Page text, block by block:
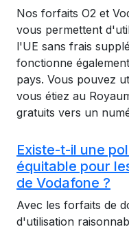
Nos forfaits O2 et
vous permettent
l'UE sans frais
fonctionne
pays. Vous pouvez
vous étiez au
gratuits vers un
Existe-t-il une
équitable pour
de Vodafone ?
Avec les forfaits de
d'utilisation